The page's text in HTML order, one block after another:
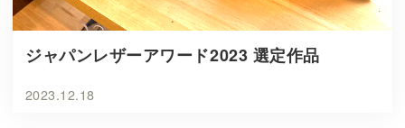
ジャパンレザーアワード2023 選定作品
2023.12.18